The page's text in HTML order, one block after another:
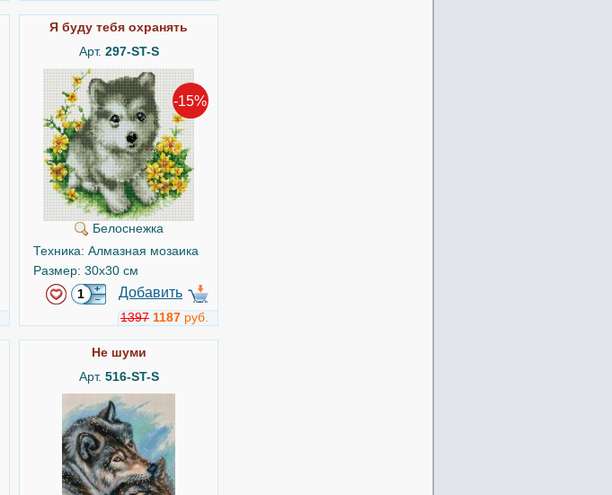
Я буду тебя охранять
Арт. 297-ST-S
-15%
Белоснежка
Техника: Алмазная мозаика
Размер: 30x30 см
Добавить
1397 1187 руб.
Не шуми
Арт. 516-ST-S